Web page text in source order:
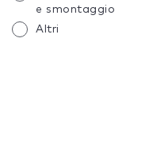
e smontaggio
Altri